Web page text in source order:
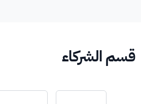
قسم الشركاء